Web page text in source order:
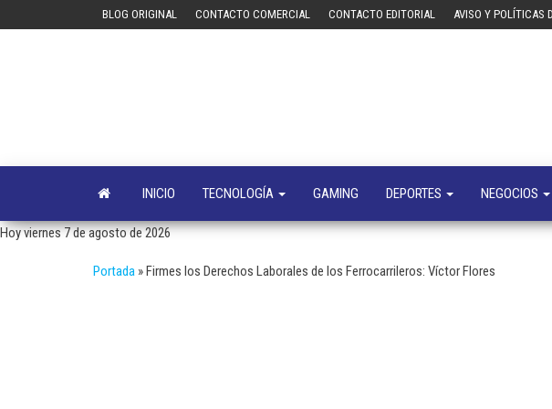
BLOG ORIGINAL CONTACTO COMERCIAL CONTACTO EDITORIAL AVISO Y POLÍTICAS
INICIO TECNOLOGÍA GAMING DEPORTES NEGOCIOS
Hoy viernes 7 de agosto de 2026
Portada »Firmes los Derechos Laborales de los Ferrocarrileros: Víctor Flores